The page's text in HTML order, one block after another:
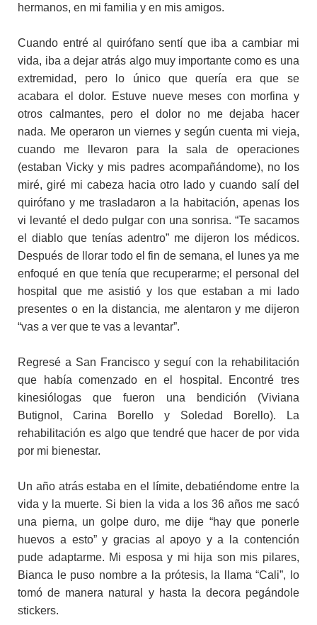
hermanos, en mi familia y en mis amigos.
Cuando entré al quirófano sentí que iba a cambiar mi
vida, iba a dejar atrás algo muy importante como es una
extremidad, pero lo único que quería era que se
acabara el dolor. Estuve nueve meses con morfina y
otros calmantes, pero el dolor no me dejaba hacer
nada. Me operaron un viernes y según cuenta mi vieja,
cuando me llevaron para la sala de operaciones
(estaban Vicky y mis padres acompañándome), no los
miré, giré mi cabeza hacia otro lado y cuando salí del
quirófano y me trasladaron a la habitación, apenas los
vi levanté el dedo pulgar con una sonrisa. “Te sacamos
el diablo que tenías adentro” me dijeron los médicos.
Después de llorar todo el fin de semana, el lunes ya me
enfoqué en que tenía que recuperarme; el personal del
hospital que me asistió y los que estaban a mi lado
presentes o en la distancia, me alentaron y me dijeron
“vas a ver que te vas a levantar”.
Regresé a San Francisco y seguí con la rehabilitación
que había comenzado en el hospital. Encontré tres
kinesiólogas que fueron una bendición (Viviana
Butignol, Carina Borello y Soledad Borello). La
rehabilitación es algo que tendré que hacer de por vida
por mi bienestar.
Un año atrás estaba en el límite, debatiéndome entre la
vida y la muerte. Si bien la vida a los 36 años me sacó
una pierna, un golpe duro, me dije “hay que ponerle
huevos a esto” y gracias al apoyo y a la contención
pude adaptarme. Mi esposa y mi hija son mis pilares,
Bianca le puso nombre a la prótesis, la llama “Cali”, lo
tomó de manera natural y hasta la decora pegándole
stickers.